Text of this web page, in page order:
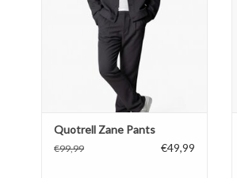
niet in de droogtrommel
TOEVOEGEN AAN WINKELWAGEN
Quotrell Zane Pants
€99,99 €49,99